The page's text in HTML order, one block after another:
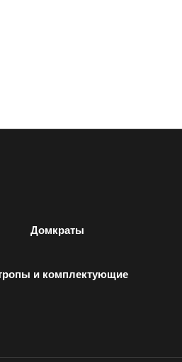
Домкраты
и комплектующие